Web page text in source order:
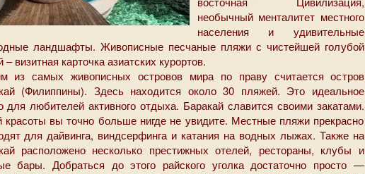
необычный менталитет местного
населения и удивительные
ландшафты. Живописные песчаные пляжи с чистейшей голубой
– визитная карточка азиатских курортов.
из самых живописных островов мира по праву считается остров
(Филиппины). Здесь находится около 30 пляжей. Это идеальное
для любителей активного отдыха. Баракай славится своими закатами.
красоты вы точно больше нигде не увидите. Местные пляжи прекрасно
для дайвинга, виндсерфинга и катания на водных лыжах. Также на
расположено несколько престижных отелей, рестораны, клубы и
бары. Добраться до этого райского уголка достаточно просто —